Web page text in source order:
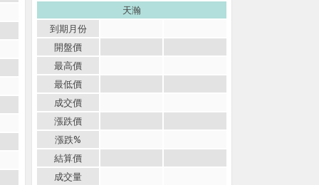
天瀚
到期月份
開盤價
最高價
最低價
成交價
漲跌價
漲跌%
結算價
成交量